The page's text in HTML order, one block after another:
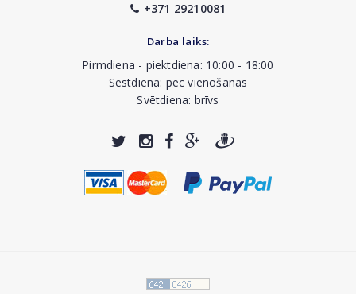
+371 29210081
Darba laiks:
Pirmdiena - piektdiena: 10:00 - 18:00
Sestdiena: pēc vienošanās
Svētdiena: brīvs